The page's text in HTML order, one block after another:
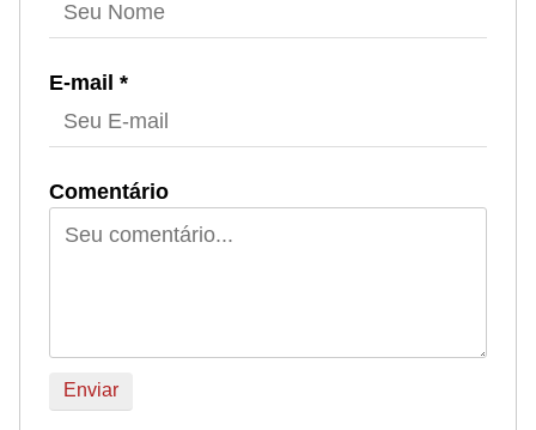
E-mail *
Comentário